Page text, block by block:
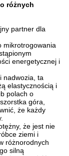
różnych
partner dla
mikrotrogowania
energetycznej i
nadwozia, ta
elastycznością i
polach o
góra,
że każdy
że jest nie
ziemi i
różnorodnych
silną